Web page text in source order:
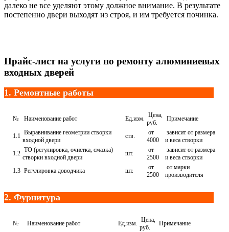
далеко не все уделяют этому должное внимание. В результате
постепенно двери выходят из строя, и им требуется починка.
Прайс-лист на услуги по ремонту алюминиевых
входных дверей
1. Ремонтные работы
№ Наименование работ Ед.изм. Цена,
руб.
Примечание
1.1 Выравнивание геометрии створки
входной двери
ств.
от
4000
зависит от размера
и веса створки
1.2 ТО (регулировка, очистка, смазка)
створки входной двери
шт.
от
2500
зависит от размера
и веса створки
1.3 Регулировка доводчика шт.
от
2500
от марки
производителя
2. Фурнитура
№ Наименование работ Ед.изм. Цена,
руб.
Примечание